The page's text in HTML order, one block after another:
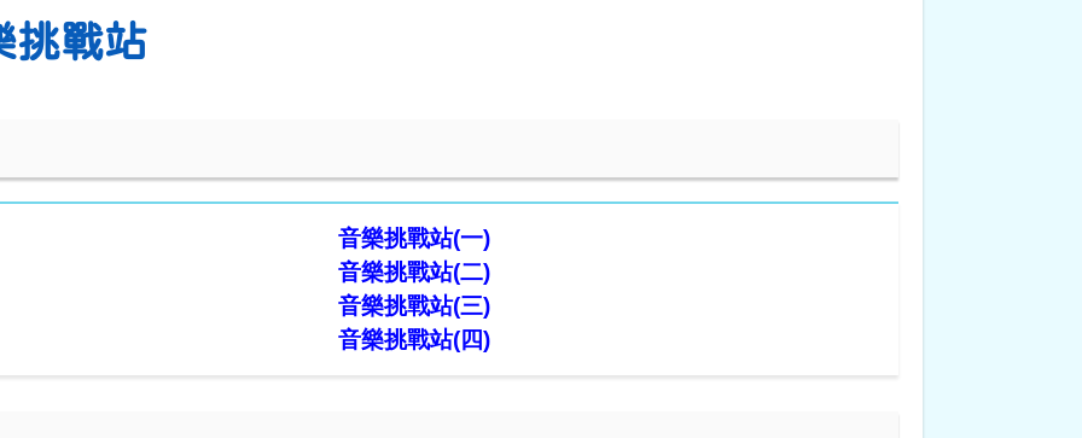
挑戰站
音樂挑戰站(一)
音樂挑戰站(二)
音樂挑戰站(三)
音樂挑戰站(四)